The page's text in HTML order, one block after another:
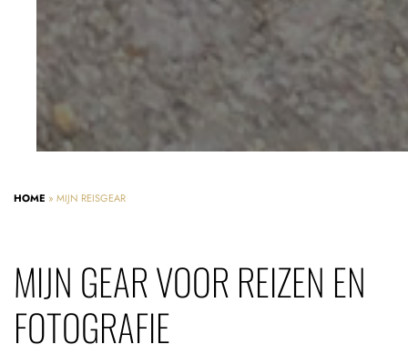
HOME » MIJN REISGEAR
MIJN GEAR VOOR REIZEN EN
FOTOGRAFIE